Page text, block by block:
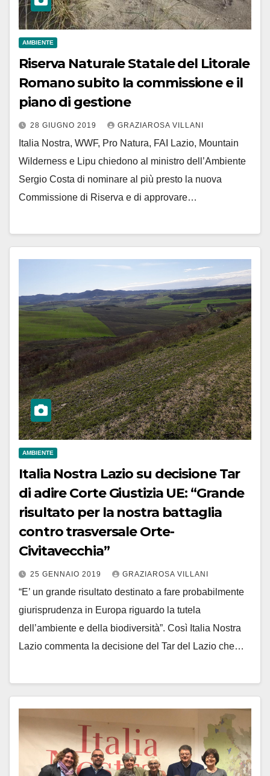
AMBIENTE
Riserva Naturale Statale del Litorale
Romano subito la commissione e il
piano di gestione
28 GIUGNO 2019 GRAZIAROSA VILLANI
Italia Nostra, WWF, Pro Natura, FAI Lazio, Mountain
Wilderness e Lipu chiedono al ministro dell’Ambiente
Sergio Costa di nominare al più presto la nuova
Commissione di Riserva e di approvare…
AMBIENTE
Italia Nostra Lazio su decisione Tar
di adire Corte Giustizia UE: “Grande
risultato per la nostra battaglia
contro trasversale Orte-
Civitavecchia”
25 GENNAIO 2019 GRAZIAROSA VILLANI
“E’ un grande risultato destinato a fare probabilmente
giurisprudenza in Europa riguardo la tutela
dell’ambiente e della biodiversità”. Così Italia Nostra
Lazio commenta la decisione del Tar del Lazio che…